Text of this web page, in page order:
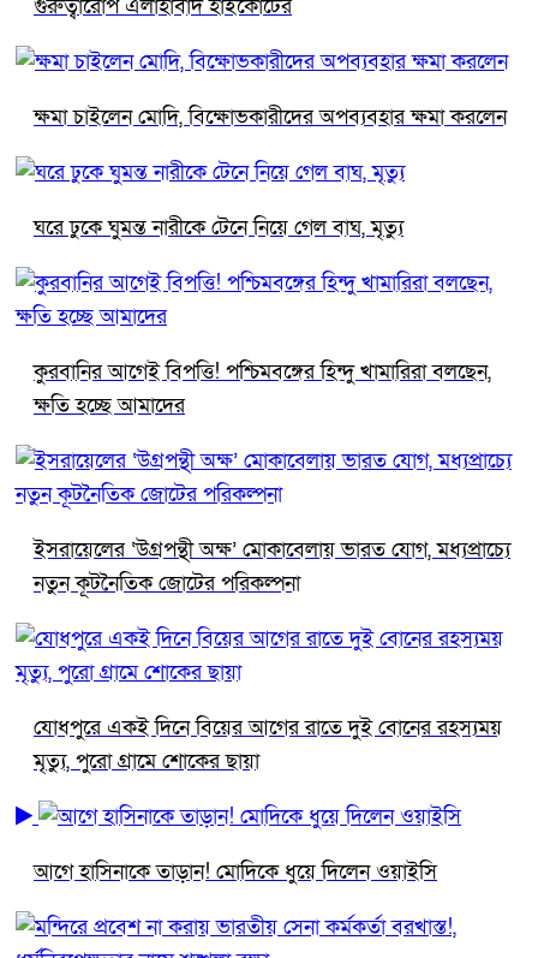
গুরুত্বারোপ এলাহাবাদ হাইকোর্টের
ক্ষমা চাইলেন মোদি, বিক্ষোভকারীদের অপব্যবহার ক্ষমা করলেন
ঘরে ঢুকে ঘুমন্ত নারীকে টেনে নিয়ে গেল বাঘ, মৃত্যু
কুরবানির আগেই বিপত্তি! পশ্চিমবঙ্গের হিন্দু খামারিরা বলছেন,
ক্ষতি হচ্ছে আমাদের
ইসরায়েলের ‘উগ্রপন্থী অক্ষ’ মোকাবেলায় ভারত যোগ, মধ্যপ্রাচ্যে
নতুন কূটনৈতিক জোটের পরিকল্পনা
যোধপুরে একই দিনে বিয়ের আগের রাতে দুই বোনের রহস্যময়
মৃত্যু, পুরো গ্রামে শোকের ছায়া
আগে হাসিনাকে তাড়ান! মোদিকে ধুয়ে দিলেন ওয়াইসি